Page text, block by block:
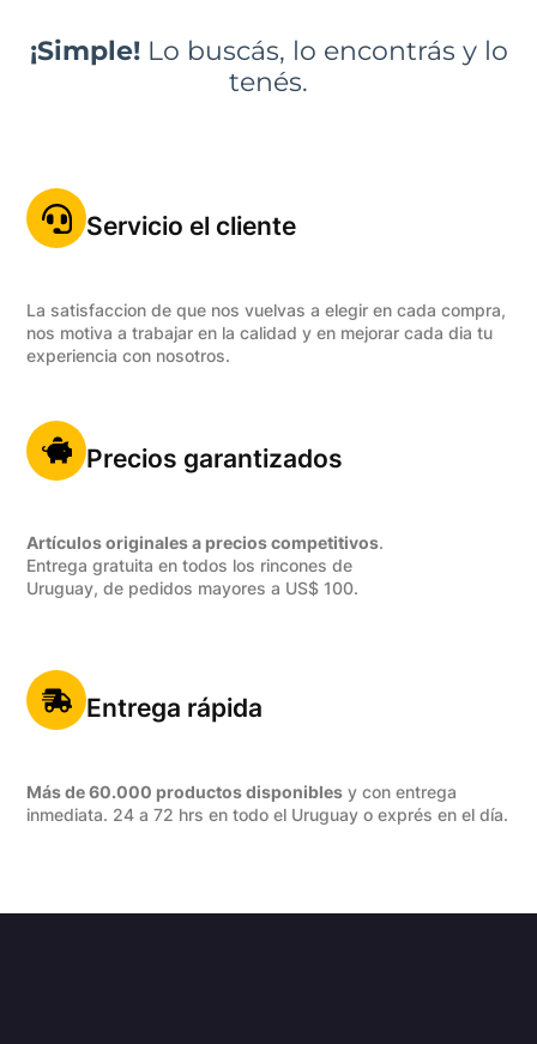
¡Simple!Lo buscás, lo encontrás y lo
tenés.
Servicio el cliente
La satisfaccion de que nos vuelvas a elegir en cada compra,
nos motiva a trabajar en la calidad y en mejorar cada dia tu
experiencia con nosotros.
Precios garantizados
Artículos originales a precios competitivos.
Entrega gratuita en todos los rincones de
Uruguay, de pedidos mayores a US$ 100.
Entrega rápida
Más de 60.000 productos disponibles y con entrega
inmediata. 24 a 72 hrs en todo el Uruguay o exprés en el día.